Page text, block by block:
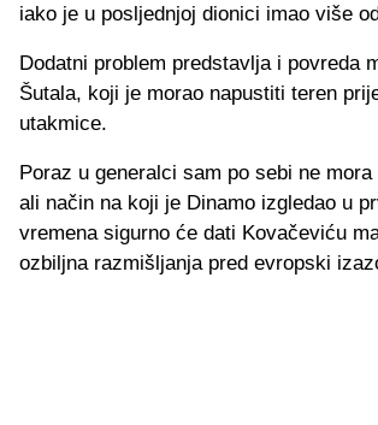
iako je u posljednjoj dionici imao više
Dodatni problem predstavlja i povreda
Šutala, koji je morao napustiti teren
utakmice.
Poraz u generalci sam po sebi ne
ali način na koji je Dinamo izgledao u
vremena sigurno će dati Kovačeviću
ozbiljna razmišljanja pred evropski